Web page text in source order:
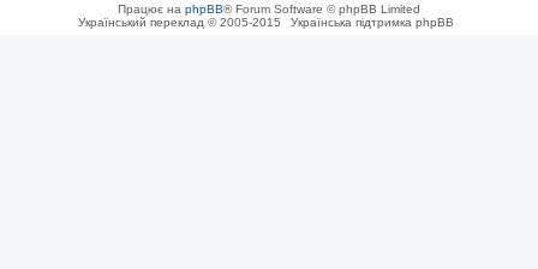
Працює на phpBB® Forum Software © phpBB Limited
Український переклад © 2005-2015
Українська підтримка phpBB